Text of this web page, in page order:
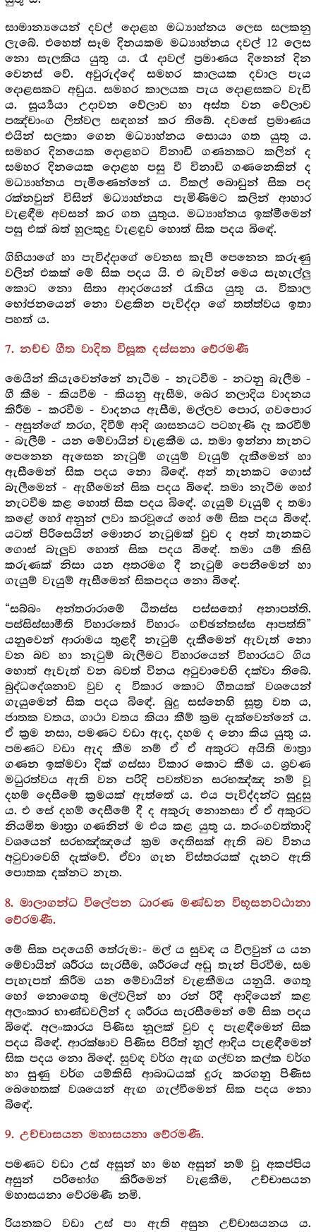
සාමාන්‍යයෙන් දවල් දොළහ මධ්‍යාහ්නය ලෙස සලකනු
ලැබේ. එහෙත් සෑම දිනයකම මධ්‍යාහ්නය දවල් 12 ලෙස
නො සැලකිය යුතු ය. රෑ දාවල් ප්‍ර‍මාණය දිනෙන් දින
වෙනස් වේ. අවුරුද්දේ සමහර කාලයක දවාල පැය
දොළසකට අඩුය. සමහර කාලයක පැය දොළසකට වැඩි
ය. සූර්‍ය්‍යයා උදාවන වේලාව හා අස්ත වන වේලාව
පඤ්චාංග ලිත්වල සඳහන් කර තිබේ. දවසේ ප්‍ර‍මාණය
එයින් සලකා ගෙන මධ්‍යාහ්නය සොයා ගත යුතු ය.
සමහර දිනයෙක දොළහට විනාඩි ගණනකට කලින් ද
සමහර දිනයෙක දොළහ පසු වී විනාඩි ගණනෙකින් ද
මධ්‍යාහ්නය පැමිණෙන්නේ ය. විකල් බොඩුන් සික පද
රක්නවුන් විසින් මධ්‍යාහ්නය පැමිණිමට කලින් ආහාර
වැළඳීම අවසන් කර ගත යුතුය. මධ්‍යාහ්නය ඉක්මීමෙන්
පසු එක් බත් හුලකුදු වැළඳුව හොත් සික පදය බිඳේ.
ගිහියාගේ හා පැවිද්දාගේ වෙනස කැපී පෙනෙන කරුණු
වලින් එකක් මේ සික පදය යි. එ බැවින් මෙය සැහැල්ලු
කොට නො සිතා ආදරයෙන් රැකිය යුතු ය. විකාල
භෝජනයෙන් නො වළකින පැවිද්දා ගේ තත්ත්වය ඉතා
පහත් ය.
7. නච්ච ගීත වාදිත විසූක දස්සනා වේරමණී
මෙයින් කියැවෙන්නේ නැටීම - නැටවීම - නටනු බැලීම -
ගී කීම - කියවීම - කියනු ඇසීම, බෙර නලාදිය වාදනය
කිරීම - කරවීම - වාදනය ඇසීම, මල්ලව පොර, ගවපොර
- අසුන්ගේ තරග, දිවීම් ආදි ශාසනයට පටහැණි දෑ කරවීම්
- බැලීම් - යන මේවායින් වැළකීම ය. තමා ඉන්නා තැනට
පෙනෙන ඇසෙන නැටුම් ගැයුම් වැයුම් දැකීමෙන් හා
ඇසීමෙන් සික පදය නො බිඳේ. අන් තැනකට ගොස්
බැලීමෙන් - ඇහීමෙන් සික පදය බිඳේ. තමා නැටීම හෝ
නැටවීම කළ හොත් සික පදය බිඳේ. ගැයුම් වැයුම් ද තමා
කළේ හෝ අනුන් ලවා කරවූයේ හෝ මේ සික පදය බිඳේ.
යටත් පිරිසෙයින් මොනර නැටුමක් වුව ද අන් තැනකට
ගොස් බැලුව හොත් සික පදය බිඳේ. තමා යම් කිසි
කරුණක් නිසා යන අතරමග දී නැටුම් පෙනීමෙන් හා
ගැයුම් වැයුම් ඇසීමෙන් සිකපදය නො බිඳේ.
“සබ්බං අන්තරාරාමේ ඨිතස්ස පස්සතෝ අනාපත්ති.
පස්සිස්සාමීති විහාරතෝ විහාරං ගච්ඡන්තස්ස ආපත්ති”
යනුවෙන් ආරාමය තුළදී නැටුම් දැකීමෙන් ඇවැත් නො
වන බව හා නැටුම් බැලීමට විහාරයෙන් විහාරයට ගිය
හොත් ඇවැත් වන බවත් විනය අටුවාවෙහි දක්වා තිබේ.
බුද්ධදේශනාව වුව ද විකාර කොට ගීතයක් වශයෙන්
ගැයුමෙන් සික පදය බිඳේ. බුදු සස්නෙහි සූත්‍ර‍ වත ය,
ජාතක වතය, ගාථා වතය කියා කීම් ක්‍ර‍ම දැක්වෙන්නේ ය.
ඒ ක්‍ර‍ම නසා, පමණට වඩා ඇද, දහම ද නො කිය යුතු ය.
පමණට වඩා ඇද කීම නම් ඒ ඒ අකුරට අයිති මාත්‍රා
ගණන ඉක්මවා දික් ගස්සා විකාර කොට කීම ය. ශ්‍ර‍වණ
මධුරත්වය ඇති වන පරිදි පවත්වන සරභඤ්ඤ නම් වූ
දහම් දෙසීමේ ක්‍ර‍මයක් ඇත්තේ ය. එය පැවිද්දන්ට සුදුසු
ය. එ සේ දහම් දෙසීමේ දී ද අකුරු නොනසා ඒ ඒ අකුරට
නියමිත මාත්‍රා ගණනින් ම එය කළ යුතු ය. තරංගවත්තාදි
වශයෙන් සරභඤ්ඤයේ ක්‍ර‍ම දෙතිසක් ඇති බව විනය
අටුවාවෙහි දැක්වේ. ඒවා ගැන විස්තරයක් දැනට ඇති
පොතක දක්නට නැත.
8. මාලාගන්ධ විලේපන ධාරණ මණ්ඩන විභූසනට්ඨානා
වේරමණී.
මේ සික පදයෙහි තේරුම:- මල් ය සුවඳ ය විලවුන් ය යන
මේවායින් ශරීරය සැරසීම, ශරීරයේ අඩු තැන් පිරවීම, සම
පැහැපත් කිරීම යන මේවායින් වැළකීමය යනුයි. ගෙතූ
හෝ නොගෙතූ මල්වලින් හා රන් රිදී ආදියෙන් කළ
අලංකාර භාණ්ඩවලින් ද ශරීරය සැරසීමෙන් මේ සික පදය
බිඳේ. අලංකාරය පිණිස නූලක් වුව ද පැළඳීමෙන් සික
පදය බිඳේ. ආරක්ෂාව පිණිස පිරිත් නූල් ආදිය පැළඳීමෙන්
සික පදය නො බිඳේ. සුවඳ වර්ග ඇඟ ගල්වන කල්ක වර්ග
හා සුණු වර්ග යම්කිසි ආබාධයක් දුරු කරගනු පිණිස
බෙහෙතක් වශයෙන් ඇඟ ගැල්වීමෙන් සික පදය නො
බිඳේ.
9. උච්චාසයන මහාසයනා වේරමණී.
පමණට වඩා උස් අසුන් හා මහ අසුන් නම් වූ අකප්පිය
අසුන් පරිභෝග කිරීමෙන් වැළකීම, උච්චාසයන
මහාසයනා වේරමණී නමි.
රියනකට වඩා උස් පා ඇති අසුන උච්චාසයනය ය.